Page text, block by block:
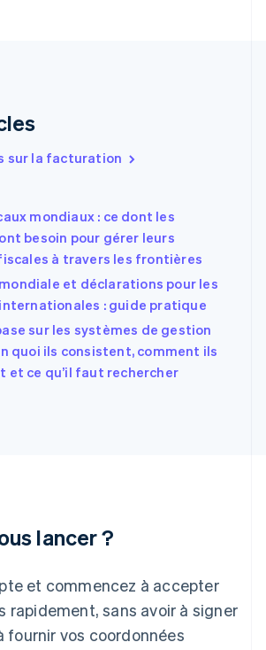
sur la facturation
mondiaux : ce dont les
besoin pour gérer leurs
à travers les frontières
et déclarations pour les
: guide pratique
sur les systèmes de gestion
quoi ils consistent, comment ils
et ce qu’il faut rechercher
lancer ?
et commencez à accepter
rapidement, sans avoir à signer
fournir vos coordonnées
unis
简体中文